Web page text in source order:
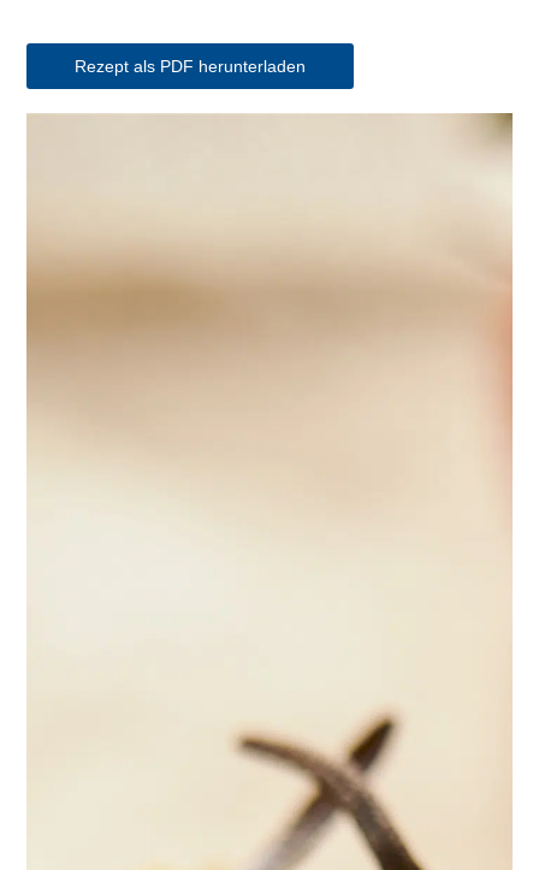
Rezept als PDF herunterladen